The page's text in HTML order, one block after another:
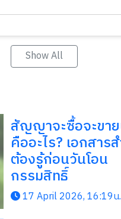
Show All
สัญญาจะซื้อจะขา
คืออะไร? เอกสา
ต้องรู้ก่อนวันโอน
กรรมสิทธิ์
17 April 2026, 16:19น.